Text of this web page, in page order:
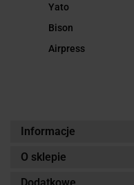
Yato
Bison
Airpress
Informacje
O sklepie
Dodatkowe